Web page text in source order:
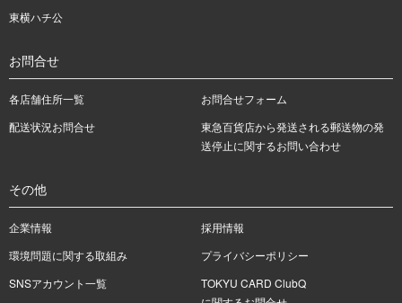
東横ハチ公
お問合せ
各店舗住所一覧
お問合せフォーム
配送状況お問合せ
東急百貨店から発送される郵送物の発
送停止に関するお問い合わせ
その他
企業情報
採用情報
環境問題に関する取組み
プライバシーポリシー
SNSアカウント一覧
TOKYU CARD ClubQ